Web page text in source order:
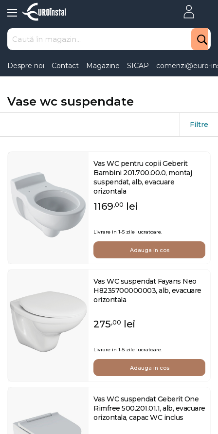
to
Content
Despre noi Contact Magazine SICAP comenzi@euro-
Vase wc suspendate
Filtre
Vas WC pentru copii Geberit
Bambini 201.700.00.0, montaj
suspendat, alb, evacuare
orizontala
1169,00 lei
Livrare in 1-5 zile lucratoare.
Adauga in cos
Vas WC suspendat Fayans Neo
H8235700000003, alb, evacuare
orizontala
275,00 lei
Livrare in 1-5 zile lucratoare.
Adauga in cos
Vas WC suspendat Geberit One
Rimfree 500.201.01.1, alb, evacuare
orizontala, capac WC inclus